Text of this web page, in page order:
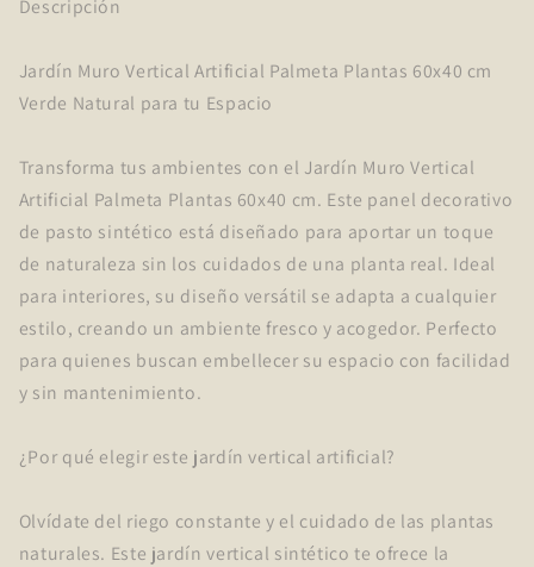
Descripción
Jardín Muro Vertical Artificial Palmeta Plantas 60x40 cm
Verde Natural para tu Espacio
Transforma tus ambientes con el Jardín Muro Vertical
Artificial Palmeta Plantas 60x40 cm. Este panel decorativo
de pasto sintético está diseñado para aportar un toque
de naturaleza sin los cuidados de una planta real. Ideal
para interiores, su diseño versátil se adapta a cualquier
estilo, creando un ambiente fresco y acogedor. Perfecto
para quienes buscan embellecer su espacio con facilidad
y sin mantenimiento.
¿Por qué elegir este jardín vertical artificial?
Olvídate del riego constante y el cuidado de las plantas
naturales. Este jardín vertical sintético te ofrece la